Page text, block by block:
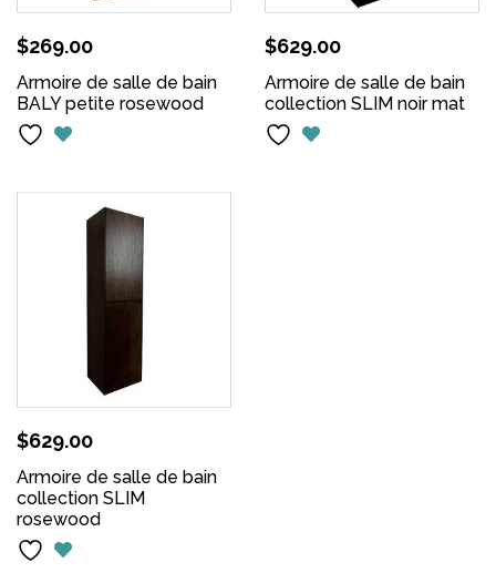
$269.00
Armoire de salle de bain
BALY petite rosewood
$629.00
Armoire de salle de bain
collection SLIM noir mat
$629.00
Armoire de salle de bain
collection SLIM
rosewood